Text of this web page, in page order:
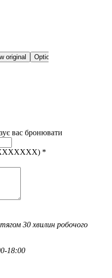
вас бронювати
*
30 хвилин робочого
18:00